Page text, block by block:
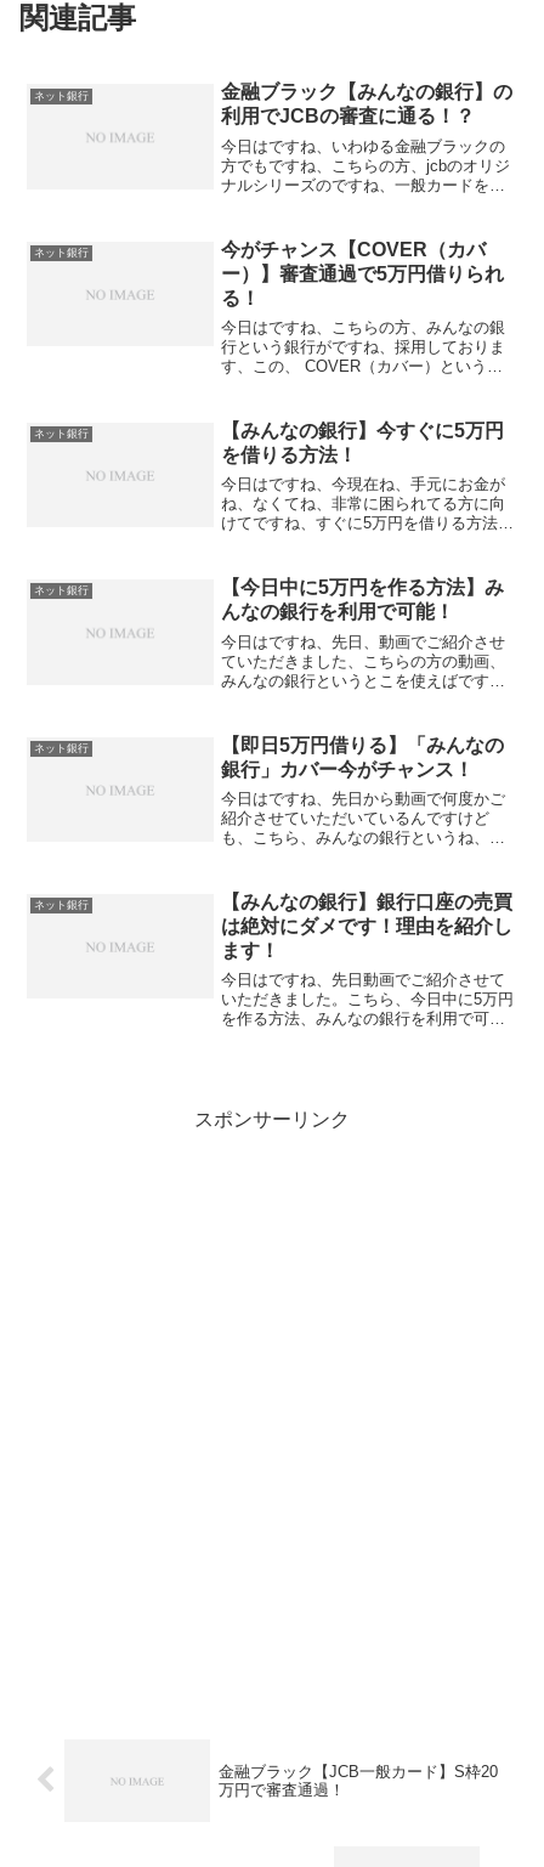
関連記事
ネット銀行
金融ブラック【みんなの銀行】の
利用でJCBの審査に通る！？
今日はですね、いわゆる金融ブラックの
方でもですね、こちらの方、jcbのオリジ
ナルシリーズのですね、一般カードを取
紹介したいと思います。この方はね、jcb
がどうしても欲...
ネット銀行
今がチャンス【COVER（カバ
ー）】審査通過で5万円借りられ
る！
今日はですね、こちらの方、みんなの銀
行という銀行がですね、採用しておりま
す、この、 COVER（カバー）という
ね、最大5万円までが、すぐにお借りする
ことができますん...
ネット銀行
【みんなの銀行】今すぐに5万円
を借りる方法！
今日はですね、今現在ね、手元にお金が
ね、なくてね、非常に困られてる方に向
けてですね、すぐに5万円を借りる方法が
銀行という、この銀行口座を開設するこ
とによってね、それが可...
ネット銀行
【今日中に5万円を作る方法】み
んなの銀行を利用で可能！
今日はですね、先日、動画でご紹介させ
ていただきました、こちらの方の動画、
みんなの銀行というとこを使えばです
せていただいたんですね。で、この動画
にですね、ちょっとコメン...
ネット銀行
【即日5万円借りる】「みんなの
銀行」カバー今がチャンス！
今日はですね、先日から動画で何度かご
紹介させていただいているんですけど
も、こちら、みんなの銀行というね、日
というと、すごく簡単に言うと、スマホ
だけで全ての取引が解決で...
ネット銀行
【みんなの銀行】銀行口座の売買
は絶対にダメです！理由を紹介し
ます！
今日はですね、先日動画でご紹介させて
いただきました。こちら、今日中に5万円
を作る方法、みんなの銀行を利用で可能
スポンサーリンク
金融ブラック【JCB一般カード】S枠20
万円で審査通過！